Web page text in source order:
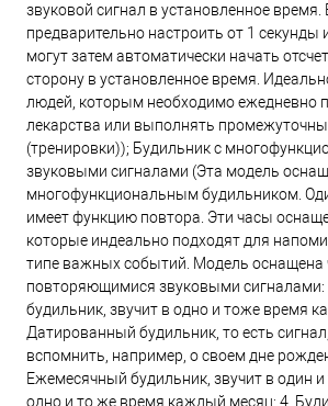
звуковой сигнал в установленное
предварительно настроить от 1 секунды
могут затем автоматически начать
сторону в установленное время.
людей, которым необходимо ежедневно
лекарства или выполнять
(тренировки)); Будильник с
звуковыми сигналами (Эта модель
многофункциональным будильником.
имеет функцию повтора. Эти часы
которые индеально подходят для
типе важных событий. Модель оснащена
повторяющимися звуковыми
будильник, звучит в одно и тоже время
Датированный будильник, то есть
вспомнить, например, о своем дне
Ежемесячный будильник, звучит в один и
одно и то же время каждый месяц; 4.